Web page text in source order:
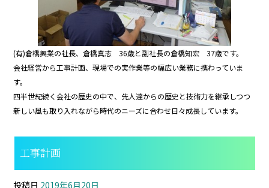
(有)倉橋興業の社長、倉橋真志 36歳と副社長の倉橋知宏 37歳です。
会社経営から工事計画、現場での実作業等の幅広い業務に携わっていま
す。
四半世紀続く会社の歴史の中で、先人達からの歴史と技術力を継承しつつ
新しい風も取り入れながら時代のニーズに合わせ日々成長しています。
工事計画
投稿日 2019年6月20日